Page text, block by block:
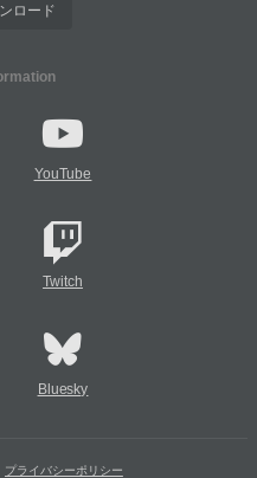
ロード
YouTube
Twitch
Bluesky
プライバシーポリシー